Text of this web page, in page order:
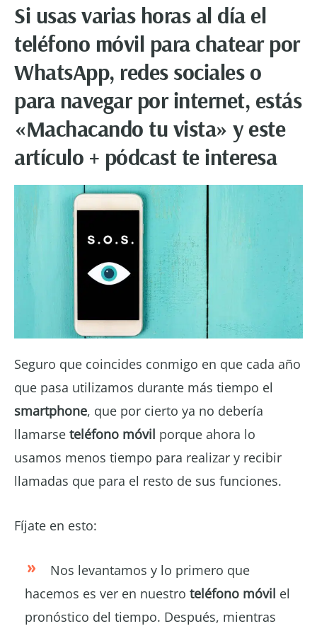
Si usas varias horas al día el
teléfono móvil para chatear por
WhatsApp, redes sociales o
para navegar por internet, estás
«Machacando tu vista» y este
artículo + pódcast te interesa
Seguro que coincides conmigo en que cada año
que pasa utilizamos durante más tiempo el
smartphone, que por cierto ya no debería
llamarse teléfono móvil porque ahora lo
usamos menos tiempo para realizar y recibir
llamadas que para el resto de sus funciones.
Fíjate en esto:
Nos levantamos y lo primero que
hacemos es ver en nuestro teléfono móvil el
pronóstico del tiempo. Después, mientras